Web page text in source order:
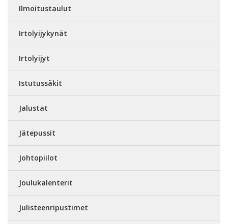
Ilmoitustaulut
Irtolyijykynät
Irtolyijyt
Istutussäkit
Jalustat
Jätepussit
Johtopiilot
Joulukalenterit
Julisteenripustimet